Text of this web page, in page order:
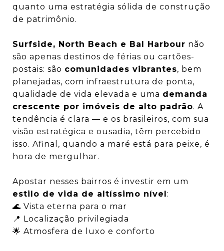
quanto uma estratégia sólida de construção
de patrimônio.
Surfside, North Beach e Bal Harbour não
são apenas destinos de férias ou cartões-
postais: são comunidades vibrantes, bem
planejadas, com infraestrutura de ponta,
qualidade de vida elevada e uma demanda
crescente por imóveis de alto padrão. A
tendência é clara — e os brasileiros, com sua
visão estratégica e ousadia, têm percebido
isso. Afinal, quando a maré está para peixe, é
hora de mergulhar.
Apostar nesses bairros é investir em um
estilo de vida de altíssimo nível:
🌊 Vista eterna para o mar
📍 Localização privilegiada
🌟 Atmosfera de luxo e conforto